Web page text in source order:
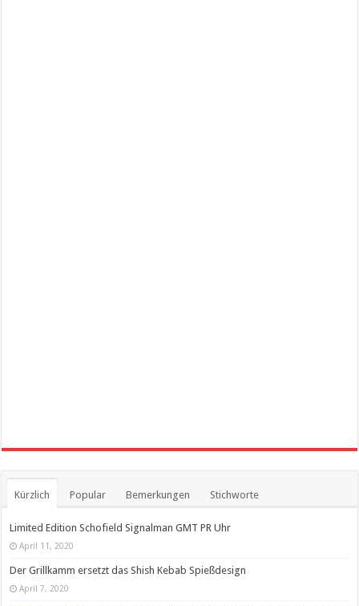
Kürzlich Popular Bemerkungen Stichworte
Limited Edition Schofield Signalman GMT PR Uhr
April 11, 2020
Der Grillkamm ersetzt das Shish Kebab Spießdesign
April 7, 2020